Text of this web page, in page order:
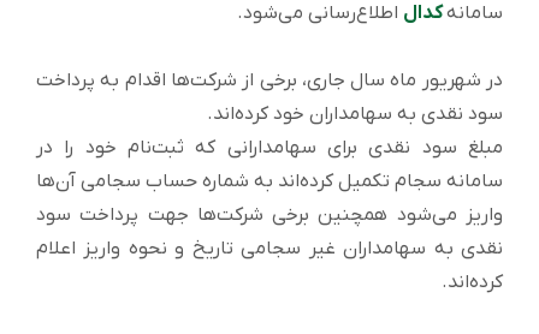
سامانهکدال اطلاع‌رسانی می‌شود.
در شهریور ماه سال جاری، برخی از شرکت‌ها اقدام به پرداخت
سود نقدی به سهامداران خود کرده‌اند.
مبلغ سود نقدی برای سهامدارانی که ثبت‌نام خود را در
سامانه سجام تکمیل کرده‌اند به شماره حساب سجامی آن‌ها
واریز می‌شود همچنین برخی شرکت‌ها جهت پرداخت سود
نقدی به سهامداران غیر سجامی تاریخ و نحوه واریز اعلام
کرده‌اند.